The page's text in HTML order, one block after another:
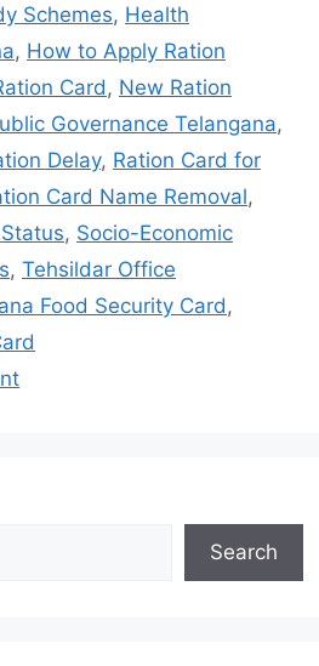
Schemes, Health
, How to Apply Ration
Card , New Ration
Governance Telangana,
Delay, Ration Card for
Card Name Removal,
, Socio-Economic
, Tehsildar Office
Food Security Card ,
Search